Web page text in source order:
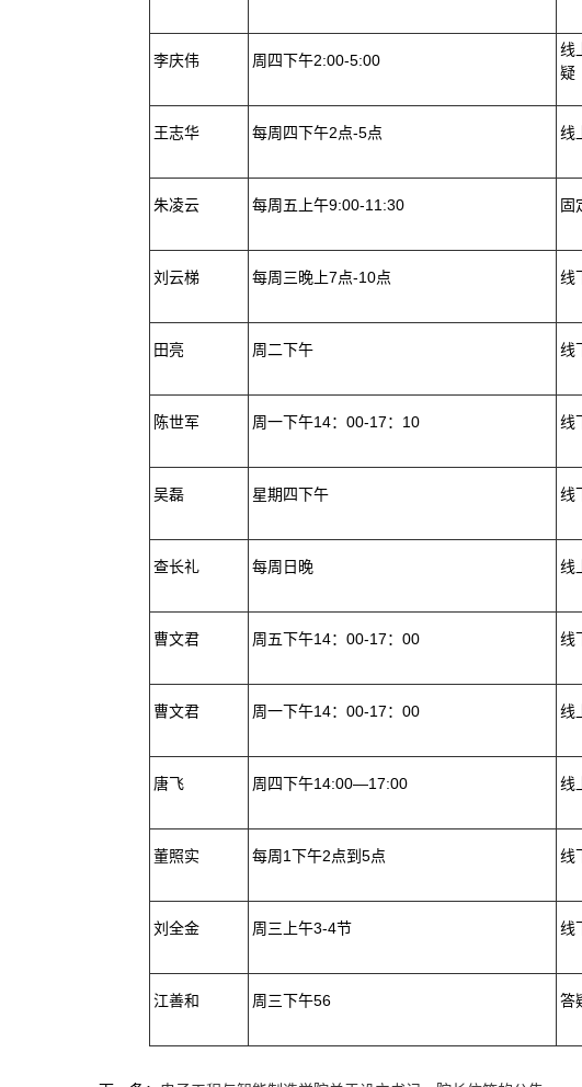
李庆伟 周四下午2:00-5:00
线
疑
王志华 每周四下午2点-5点 线
朱凌云 每周五上午9:00-11:30 固
刘云梯 每周三晚上7点-10点 线
田亮 周二下午 线
陈世军 周一下午14：00-17：10 线
吴磊 星期四下午 线
查长礼 每周日晚 线
曹文君 周五下午14：00-17：00 线
曹文君 周一下午14：00-17：00 线
唐飞 周四下午14:00—17:00 线
董照实 每周1下午2点到5点 线
刘全金 周三上午3-4节 线
江善和 周三下午56 答